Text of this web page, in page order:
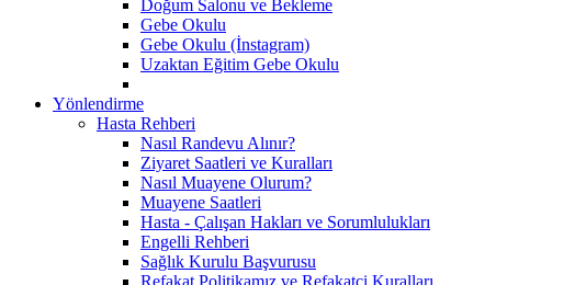
Doğum Salonu ve Bekleme
Gebe Okulu
Gebe Okulu (İnstagram)
Uzaktan Eğitim Gebe Okulu
Yönlendirme
Hasta Rehberi
Nasıl Randevu Alınır?
Ziyaret Saatleri ve Kuralları
Nasıl Muayene Olurum?
Muayene Saatleri
Hasta - Çalışan Hakları ve Sorumlulukları
Engelli Rehberi
Sağlık Kurulu Başvurusu
Refakat Politikamız ve Refakatçi Kuralları